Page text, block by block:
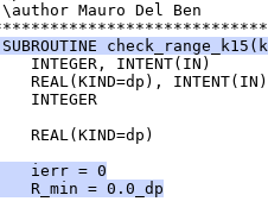
Mauro Del Ben
INTEGER, INTENT(IN)
REAL(KIND=dp),
INTEGER
REAL(KIND=dp)
ierr = 0
R_min = 0.0_dp